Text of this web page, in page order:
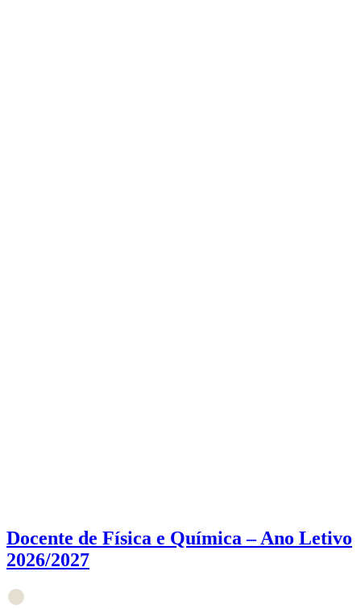
Docente de Física e Química – Ano Letivo
2026/2027